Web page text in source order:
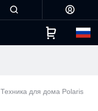
Техника для дома Polaris